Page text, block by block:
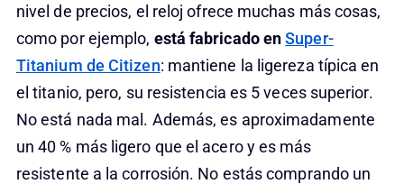
nivel de precios, el reloj ofrece muchas más cosas,
como por ejemplo, está fabricado enSuper-
Titanium de Citizen: mantiene la ligereza típica en
el titanio, pero, su resistencia es 5 veces superior.
No está nada mal. Además, es aproximadamente
un 40 % más ligero que el acero y es más
resistente a la corrosión. No estás comprando un